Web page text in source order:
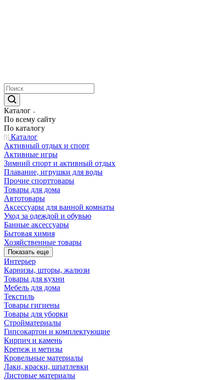
Каталог
По всему сайту
По каталогу
Каталог
Активный отдых и спорт
Активные игры
Зимний спорт и активный отдых
Плавание, игрушки для воды
Прочие спорттовары
Товары для дома
Автотовары
Аксессуары для ванной комнаты
Уход за одеждой и обувью
Банные аксессуары
Бытовая химия
Хозяйственные товары
Показать еще
Интерьер
Карнизы, шторы, жалюзи
Товары для кухни
Мебель для дома
Текстиль
Товары гигиены
Товары для уборки
Стройматериалы
Гипсокартон и комплектующие
Кирпич и камень
Крепеж и метизы
Кровельные материалы
Лаки, краски, шпатлевки
Листовые материалы